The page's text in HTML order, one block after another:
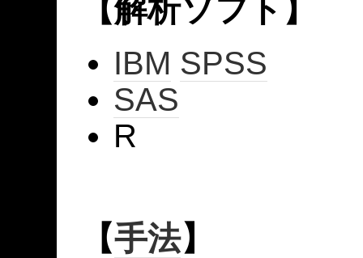
【解析ソフト】
IBM SPSS
SAS
R
【手法】